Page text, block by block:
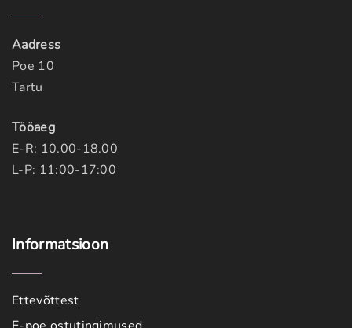
Aadress
Poe 10
Tartu
Tööaeg
E-R: 10.00-18.00
L-P: 11:00-17:00
Informatsioon
Ettevõttest